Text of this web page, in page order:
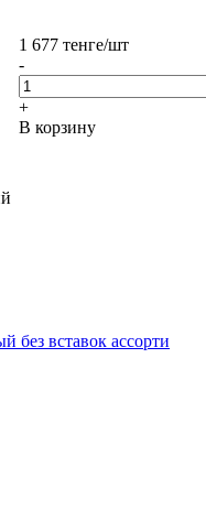
1 677 тенге/шт
-
+
В корзину
без вставок ассорти